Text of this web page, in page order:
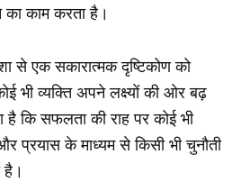
काम करता है।
से एक सकारात्मक दृष्टिकोण को
भी व्यक्ति अपने लक्ष्यों की ओर बढ़
कि सफलता की राह पर कोई भी
प्रयास के माध्यम से किसी भी चुनौती
है।